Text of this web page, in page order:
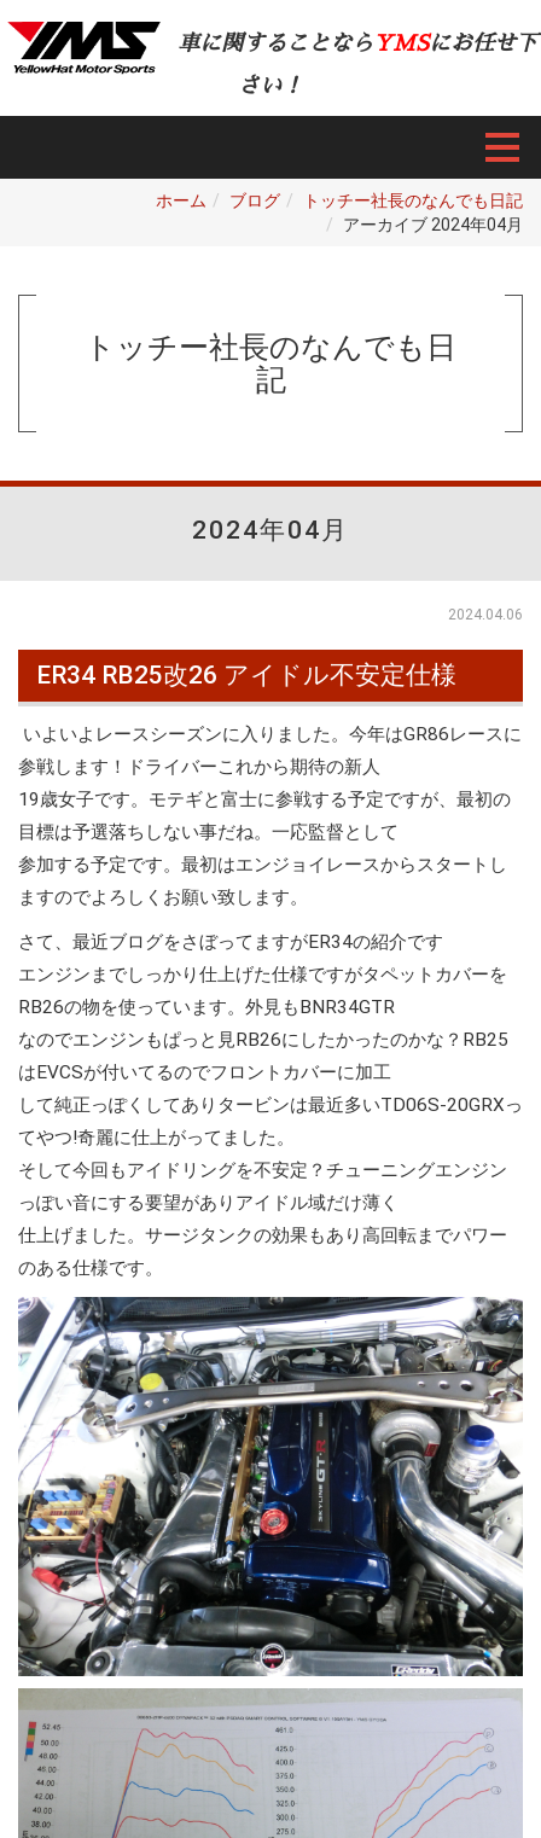
車に関することなら YMSにお任せ下
さい！
ホーム ブログ
トッチー社長のなんでも日記
アーカイブ 2024年04月
トッチー社長のなんでも日
記
2024年04月
2024.04.06
ER34 RB25改26 アイドル不安定仕様
いよいよレースシーズンに入りました。今年はGR86レースに
参戦します！ドライバーこれから期待の新人
19歳女子です。モテギと富士に参戦する予定ですが、最初の
目標は予選落ちしない事だね。一応監督として
参加する予定です。最初はエンジョイレースからスタートし
ますのでよろしくお願い致します。
さて、最近ブログをさぼってますがER34の紹介です
エンジンまでしっかり仕上げた仕様ですがタペットカバーを
RB26の物を使っています。外見もBNR34GTR
なのでエンジンもぱっと見RB26にしたかったのかな？RB25
はEVCSが付いてるのでフロントカバーに加工
して純正っぽくしてありタービンは最近多いTD06S-20GRXっ
てやつ!奇麗に仕上がってました。
そして今回もアイドリングを不安定？チューニングエンジン
っぽい音にする要望がありアイドル域だけ薄く
仕上げました。サージタンクの効果もあり高回転までパワー
のある仕様です。